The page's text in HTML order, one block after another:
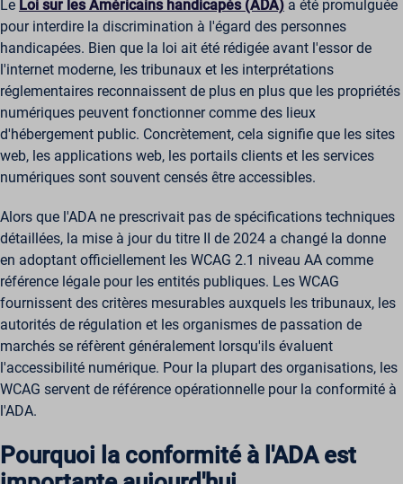
Le Loi sur les Américains handicapés (ADA) a été promulguée
pour interdire la discrimination à l'égard des personnes
handicapées. Bien que la loi ait été rédigée avant l'essor de
l'internet moderne, les tribunaux et les interprétations
réglementaires reconnaissent de plus en plus que les propriétés
numériques peuvent fonctionner comme des lieux
d'hébergement public. Concrètement, cela signifie que les sites
web, les applications web, les portails clients et les services
numériques sont souvent censés être accessibles.
Alors que l'ADA ne prescrivait pas de spécifications techniques
détaillées, la mise à jour du titre II de 2024 a changé la donne
en adoptant officiellement les WCAG 2.1 niveau AA comme
référence légale pour les entités publiques. Les WCAG
fournissent des critères mesurables auxquels les tribunaux, les
autorités de régulation et les organismes de passation de
marchés se réfèrent généralement lorsqu'ils évaluent
l'accessibilité numérique. Pour la plupart des organisations, les
WCAG servent de référence opérationnelle pour la conformité à
l'ADA.
Pourquoi la conformité à l'ADA est